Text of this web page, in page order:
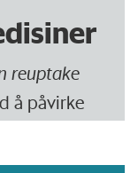
reuptake
å påvirke
øker.